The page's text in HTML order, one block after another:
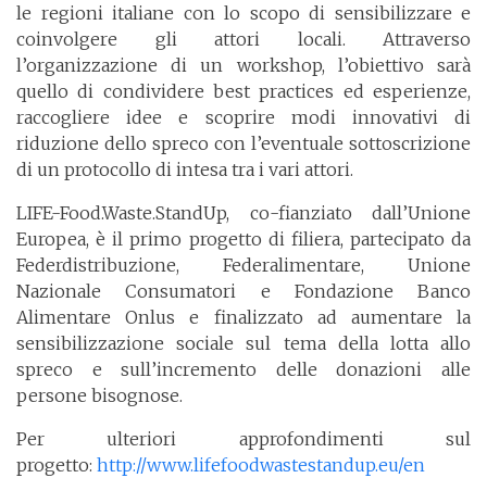
le regioni italiane con lo scopo di sensibilizzare e
coinvolgere gli attori locali. Attraverso
l’organizzazione di un workshop, l’obiettivo sarà
quello di condividere best practices ed esperienze,
raccogliere idee e scoprire modi innovativi di
riduzione dello spreco con l’eventuale sottoscrizione
di un protocollo di intesa tra i vari attori.
LIFE-Food.Waste.StandUp, co-fianziato dall’Unione
Europea, è il primo progetto di filiera, partecipato da
Federdistribuzione, Federalimentare, Unione
Nazionale Consumatori e Fondazione Banco
Alimentare Onlus e finalizzato ad aumentare la
sensibilizzazione sociale sul tema della lotta allo
spreco e sull’incremento delle donazioni alle
persone bisognose.
Per ulteriori approfondimenti sul
progetto: http://www.lifefoodwastestandup.eu/en